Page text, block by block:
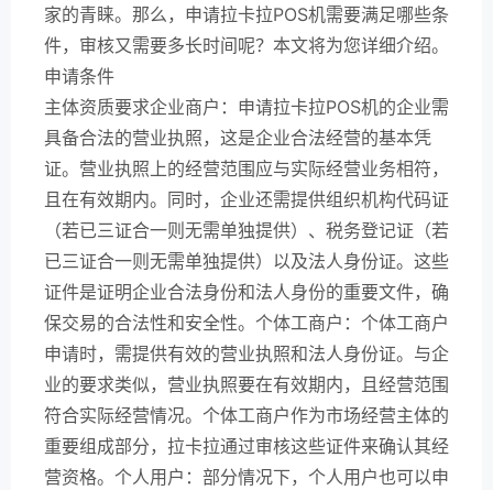
家的青睐。那么，申请拉卡拉POS机需要满足哪些条
件，审核又需要多长时间呢？本文将为您详细介绍。
申请条件
主体资质要求企业商户：申请拉卡拉POS机的企业需
具备合法的营业执照，这是企业合法经营的基本凭
证。营业执照上的经营范围应与实际经营业务相符，
且在有效期内。同时，企业还需提供组织机构代码证
（若已三证合一则无需单独提供）、税务登记证（若
已三证合一则无需单独提供）以及法人身份证。这些
证件是证明企业合法身份和法人身份的重要文件，确
保交易的合法性和安全性。个体工商户：个体工商户
申请时，需提供有效的营业执照和法人身份证。与企
业的要求类似，营业执照要在有效期内，且经营范围
符合实际经营情况。个体工商户作为市场经营主体的
重要组成部分，拉卡拉通过审核这些证件来确认其经
营资格。个人用户：部分情况下，个人用户也可以申